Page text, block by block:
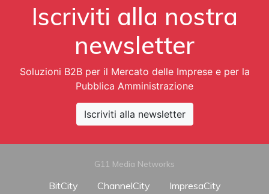
Iscriviti alla nostra
newsletter
Soluzioni B2B per il Mercato delle Imprese e per la
Pubblica Amministrazione
Iscriviti alla newsletter
G11 Media Networks
BitCity ChannelCity
ImpresaCity